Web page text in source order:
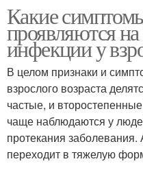
Какие
проявляются
инфекции у
В целом признаки и
взрослого возраста
частые, и
чаще наблюдаются у
протекания
переходит в тяжелую